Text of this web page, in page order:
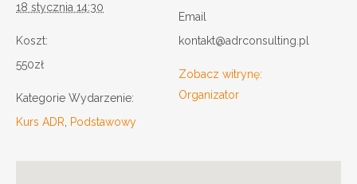
18 stycznia 14:30
Koszt:
550zł
Kategorie Wydarzenie:
Kurs ADR
Podstawowy
Email
kontakt@adrconsulting.pl
Zobacz witrynę:
Organizator